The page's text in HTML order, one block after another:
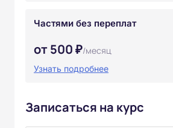
Частями без переплат
от 500 ₽/месяц
Узнать подробнее
Записаться на курс